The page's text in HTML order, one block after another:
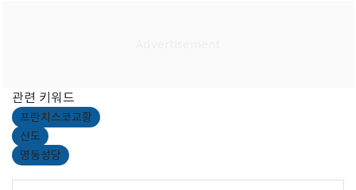
관련 키워드
프란치스코교황
신도
명동성당